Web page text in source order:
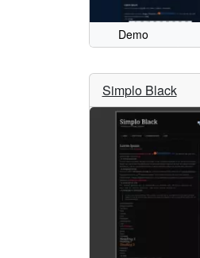
Demo
Simplo Black